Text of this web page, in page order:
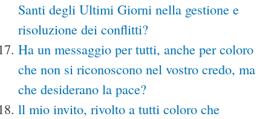
Santi degli Ultimi Giorni nella gestione e
risoluzione dei conflitti?
Ha un messaggio per tutti, anche per coloro
che non si riconoscono nel vostro credo, ma
che desiderano la pace?
ll mio invito, rivolto a tutti coloro che